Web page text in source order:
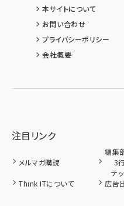
本サイトについて
お問い合わせ
プライバシーポリシー
会社概要
注目リンク
メルマガ購読
編集
3
テ
Think ITについて 広告